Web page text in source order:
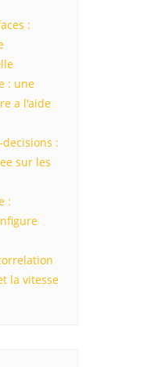
:
: une
a l'aide
:
sur les
:
la vitesse